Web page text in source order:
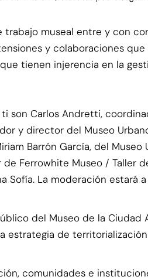
museal entre y con
y colaboraciones
tienen injerencia en la
son Carlos Andretti,
y director del Museo
Barrón García, del Museo
Ferrowhite Museo / Taller
La moderación estará
del Museo de la Ciudad
estrategia de
comunidades e